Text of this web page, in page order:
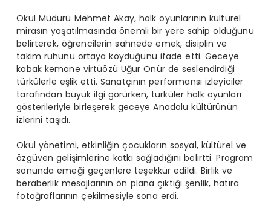
Okul Müdürü Mehmet Akay, halk oyunlarının kültürel
mirasın yaşatılmasında önemli bir yere sahip olduğunu
belirterek, öğrencilerin sahnede emek, disiplin ve
takım ruhunu ortaya koyduğunu ifade etti. Geceye
kabak kemane virtüözü Uğur Önür de seslendirdiği
türkülerle eşlik etti. Sanatçının performansı izleyiciler
tarafından büyük ilgi görürken, türküler halk oyunları
gösterileriyle birleşerek geceye Anadolu kültürünün
izlerini taşıdı.
Okul yönetimi, etkinliğin çocukların sosyal, kültürel ve
özgüven gelişimlerine katkı sağladığını belirtti. Program
sonunda emeği geçenlere teşekkür edildi. Birlik ve
beraberlik mesajlarının ön plana çıktığı şenlik, hatıra
fotoğraflarının çekilmesiyle sona erdi.